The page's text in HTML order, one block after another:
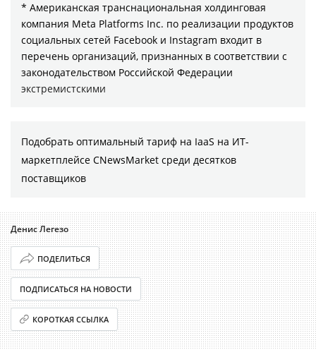
* Американская транснациональная холдинговая
компания Meta Platforms Inc. по реализации продуктов
социальных сетей Facebook и Instagram входит в
перечень организаций, признанных в соответствии с
законодательством Российской Федерации
экстремистскими
Подобрать оптимальный тариф на IaaS на ИТ-
маркетплейсе CNewsMarket среди десятков
поставщиков
Денис Легезо
ПОДЕЛИТЬСЯ
ПОДПИСАТЬСЯ НА НОВОСТИ
КОРОТКАЯ ССЫЛКА